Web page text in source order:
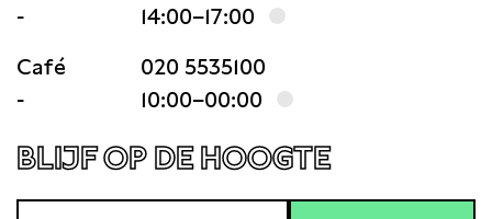
-
14:00–17:00
Café
020 5535100
-
10:00–00:00
BLIJF OP DE HOOGTE